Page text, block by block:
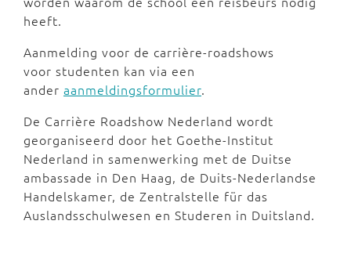
heeft.
Aanmelding voor de carrière-roadshows
voor studenten kan via een
ander aanmeldingsformulier.
De Carrière Roadshow Nederland wordt
georganiseerd door het Goethe-Institut
Nederland in samenwerking met de Duitse
ambassade in Den Haag, de Duits-Nederlandse
Handelskamer, de Zentralstelle für das
Auslandsschulwesen en Studeren in Duitsland.